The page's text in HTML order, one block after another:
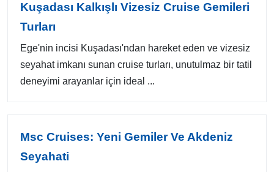
Kuşadası Kalkışlı Vizesiz Cruise Gemileri
Turları
Ege'nin incisi Kuşadası'ndan hareket eden ve vizesiz
seyahat imkanı sunan cruise turları, unutulmaz bir tatil
deneyimi arayanlar için ideal ...
Msc Cruises: Yeni Gemiler Ve Akdeniz
Seyahati